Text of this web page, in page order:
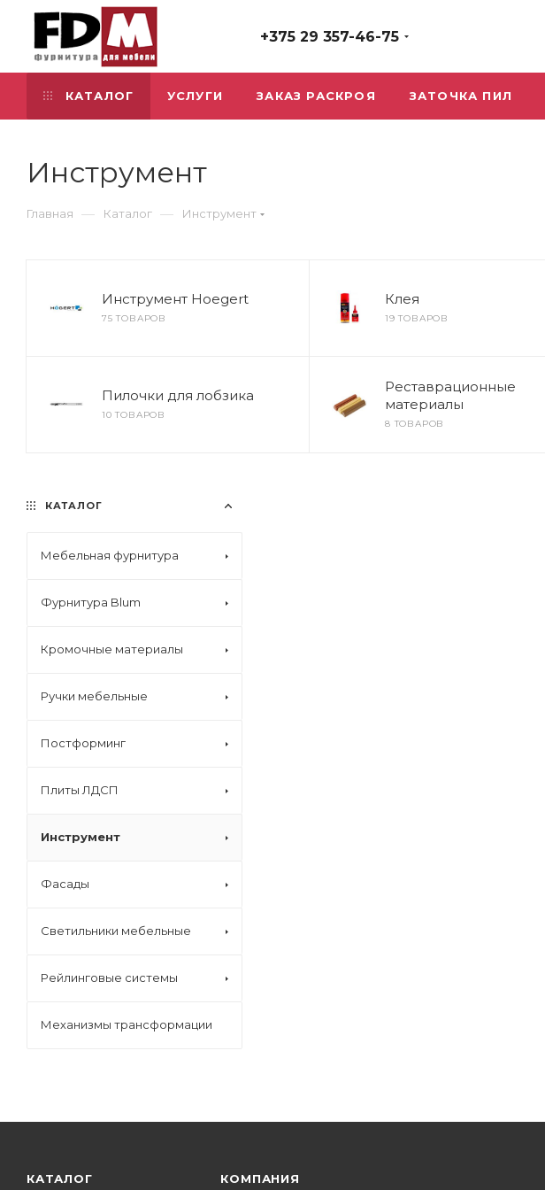
+375 29 357-46-75
КАТАЛОГ УСЛУГИ ЗАКАЗ РАСКРОЯ ЗАТОЧКА ПИЛ
Инструмент
Главная — Каталог — Инструмент
Инструмент Hoegert
75 ТОВАРОВ
Клея
19 ТОВАРОВ
Пилочки для лобзика
10 ТОВАРОВ
Реставрационные
материалы
8 ТОВАРОВ
КАТАЛОГ
Мебельная фурнитура
Фурнитура Blum
Кромочные материалы
Ручки мебельные
Постформинг
Плиты ЛДСП
Инструмент
Фасады
Светильники мебельные
Рейлинговые системы
Механизмы трансформации
КАТАЛОГ КОМПАНИЯ